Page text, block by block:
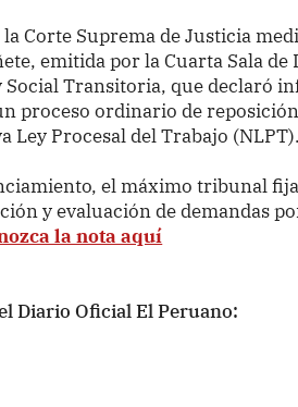
Corte Suprema de Justicia
emitida por la Cuarta Sala de
Transitoria, que declaró
proceso ordinario de
Ley Procesal del Trabajo (NLPT).
el máximo tribunal
y evaluación de demandas
la nota aquí
Diario Oficial El Peruano: